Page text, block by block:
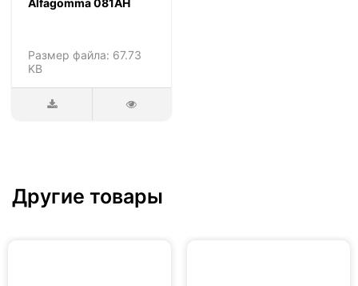
Размер файла: 67.73
KB
Другие товары